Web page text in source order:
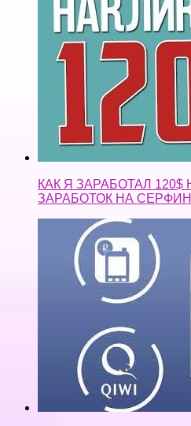
КАК Я ЗАРАБОТАЛ 120$
ЗАРАБОТОК НА